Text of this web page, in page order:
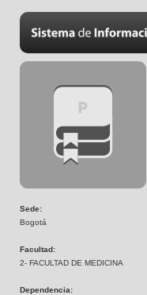
Sede:
Bogotá
Facultad:
2- FACULTAD DE MEDICINA
Dependencia: